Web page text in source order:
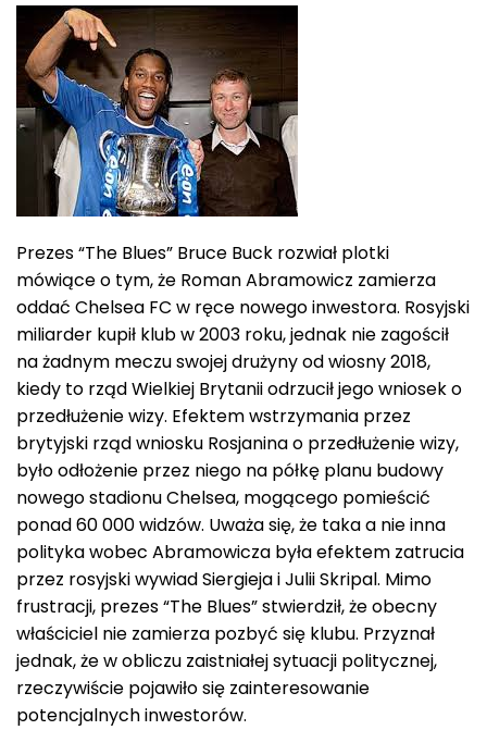
Prezes “The Blues” Bruce Buck rozwiał plotki
mówiące o tym, że Roman Abramowicz zamierza
oddać Chelsea FC w ręce nowego inwestora. Rosyjski
miliarder kupił klub w 2003 roku, jednak nie zagościł
na żadnym meczu swojej drużyny od wiosny 2018,
kiedy to rząd Wielkiej Brytanii odrzucił jego wniosek o
przedłużenie wizy. Efektem wstrzymania przez
brytyjski rząd wniosku Rosjanina o przedłużenie wizy,
było odłożenie przez niego na półkę planu budowy
nowego stadionu Chelsea, mogącego pomieścić
ponad 60 000 widzów. Uważa się, że taka a nie inna
polityka wobec Abramowicza była efektem zatrucia
przez rosyjski wywiad Siergieja i Julii Skripal. Mimo
frustracji, prezes “The Blues” stwierdził, że obecny
właściciel nie zamierza pozbyć się klubu. Przyznał
jednak, że w obliczu zaistniałej sytuacji politycznej,
rzeczywiście pojawiło się zainteresowanie
potencjalnych inwestorów.